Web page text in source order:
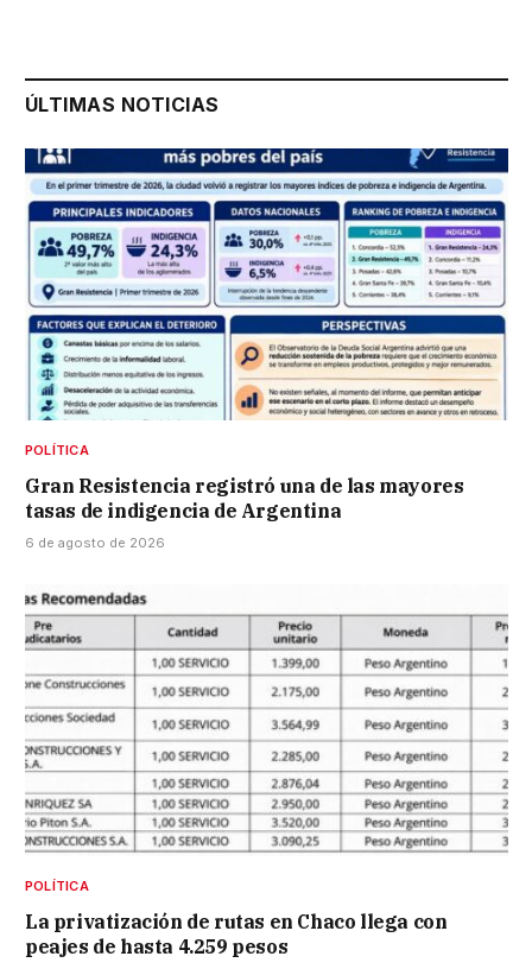
ÚLTIMAS NOTICIAS
POLÍTICA
Gran Resistencia registró una de las mayores
tasas de indigencia de Argentina
6 de agosto de 2026
POLÍTICA
La privatización de rutas en Chaco llega con
peajes de hasta 4.259 pesos